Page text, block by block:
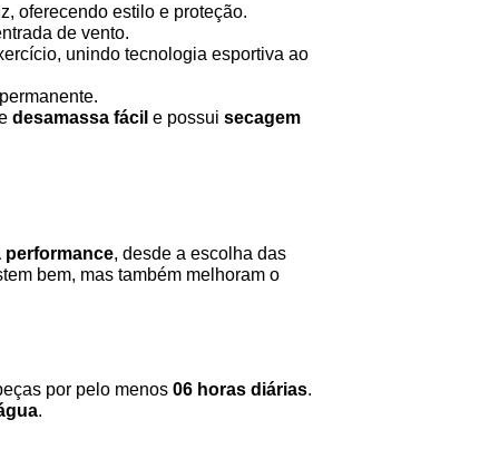
oferecendo estilo e proteção.
de vento.
unindo tecnologia esportiva ao
desamassa fácil e possui secagem
performance, desde a escolha das
bem, mas também melhoram o
por pelo menos 06 horas diárias.
.